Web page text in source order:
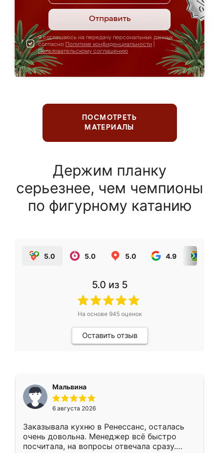
Отправить
Я соглашаюсь на передачу персональных данных
согласно Политике конфиденциальности
Пользовательскому соглашению
ПОСМОТРЕТЬ
МАТЕРИАЛЫ
Держим планку
серьезнее, чем чемпионы
по фигурному катанию
5.0 5.0 5.0 4.9
5.0 из 5
На основе 945оценок
Оставить отзыв
Мальвина
6 августа 2026
Заказывала кухню в Ренессанс, осталась
очень довольна. Менеджер всё быстро
посчитала, на вопросы отвечала сразу.